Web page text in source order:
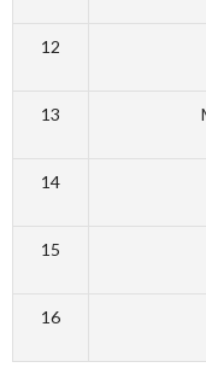
12
13
14
15
16